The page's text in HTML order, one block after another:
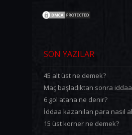
SON YAZILAR
45 alt üst ne demek?
Maç başladıktan sonra iddaa
6 gol atana ne denir?
İddaa kazanılan para nasıl
15 üst korner ne demek?